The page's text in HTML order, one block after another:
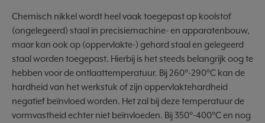
Chemisch nikkel wordt heel vaak toegepast op koolstof
(ongelegeerd) staal in precisiemachine- en apparatenbouw,
maar kan ook op (oppervlakte-) gehard staal en gelegeerd
staal worden toegepast. Hierbij is het steeds belangrijk oog te
hebben voor de ontlaattemperatuur. Bij 260°-290°C kan de
hardheid van het werkstuk of zijn oppervlaktehardheid
negatief beïnvloed worden. Het zal bij deze temperatuur de
vormvastheid echter niet beïnvloeden. Bij 350°-400°C en nog